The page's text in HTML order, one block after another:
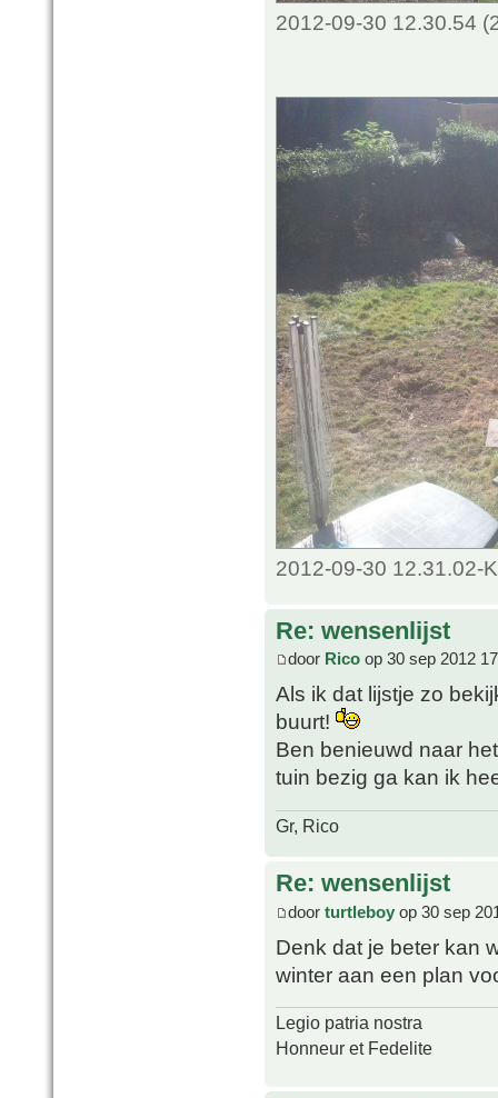
2012-09-30 12.30.54
2012-09-30 12.31.02-
Re: wensenlijst
door Rico op 30 sep 2012
Als ik dat lijstje zo
buurt!
Ben benieuwd naar
tuin bezig ga kan ik
Gr, Rico
Re: wensenlijst
door turtleboy op 30 sep
Denk dat je beter kan
winter aan een plan
Legio patria nostra
Honneur et Fedelite